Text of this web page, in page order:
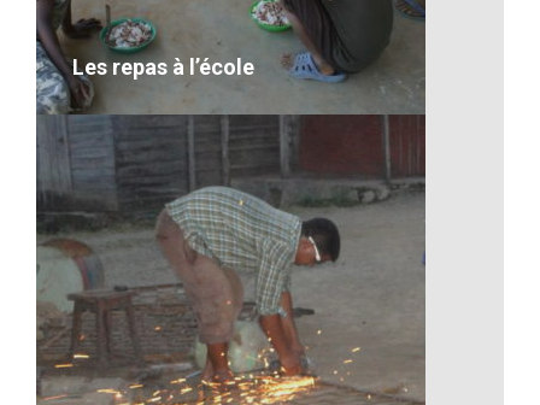
VOIR LE DÉTAIL
Les repas à l’école